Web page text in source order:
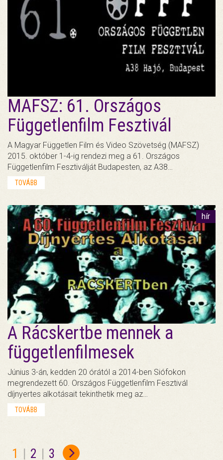
MAFSZ: 61. Országos
Függetlenfilm Fesztivál
A Magyar Független Film és Video Szövetség (MAFSZ)
2015. október 1-4-ig rendezi meg a 61. Országos
Függetlenfilm Fesztiválját Budapesten, az A38…
TOVÁBB
hír
A Rácskertbe mennek a
függetlenfilmesek
Június 3-án, kedden 20 órától a 2014-ben Siófokon
megrendezett 60. Országos Függetlenfilm Fesztivál
díjnyertes alkotásait tekinthetik meg az…
TOVÁBB
1 | 2 | 3